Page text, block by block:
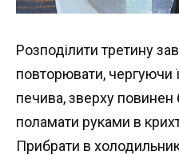
Розподілити третину
повторювати, чергуючи
печива, зверху повинен
поламати руками в
Прибрати в